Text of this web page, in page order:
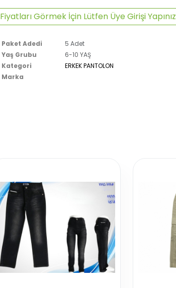
Fiyatları Görmek İçin Lütfen Üye Girişi Yapınız
Paket Adedi
5 Adet
Yaş Grubu
6-10 YAŞ
Kategori
ERKEK PANTOLON
Marka